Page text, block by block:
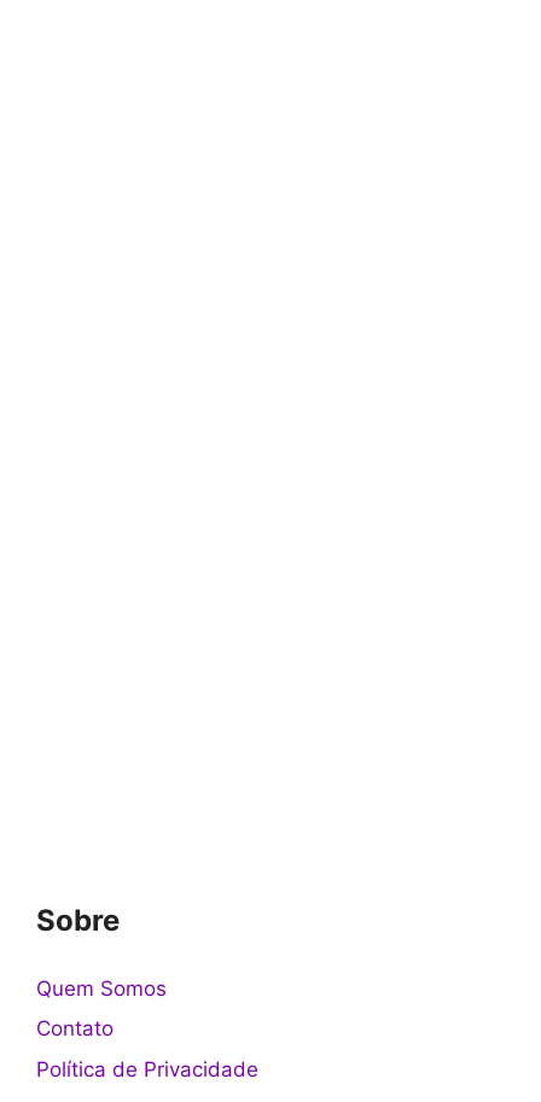
Sobre
Quem Somos
Contato
Política de Privacidade